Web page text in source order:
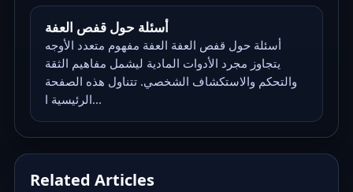
أسئلة حول قفص العفة
أسئلة حول قفص العفة العفة مفهوم متعدد الأوجه
يتجاوز مجرد الأدوات المادية ليشمل مفاهيم الثقة
والتحكم والاستكشاف الشخصي. تتناول هذه الصفحة
الرئيسية ا...
Related Articles